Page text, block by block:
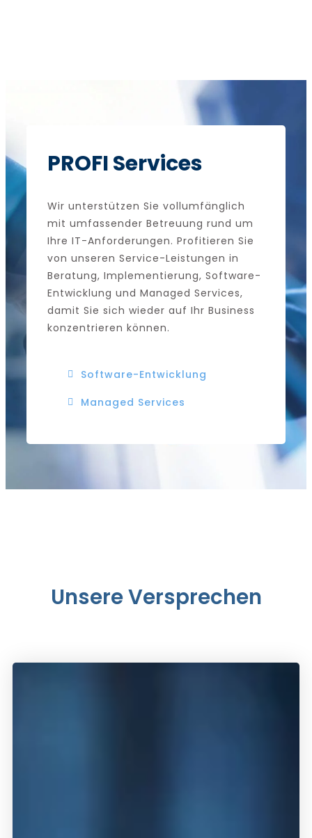
PROFI Services
Wir unterstützen Sie vollumfänglich
mit umfassender Betreuung rund um
Ihre IT-Anforderungen. Profitieren Sie
von unseren Service-Leistungen in
Beratung, Implementierung, Software-
Entwicklung und Managed Services,
damit Sie sich wieder auf Ihr Business
konzentrieren können.
Software-Entwicklung
Managed Services
Unsere Versprechen